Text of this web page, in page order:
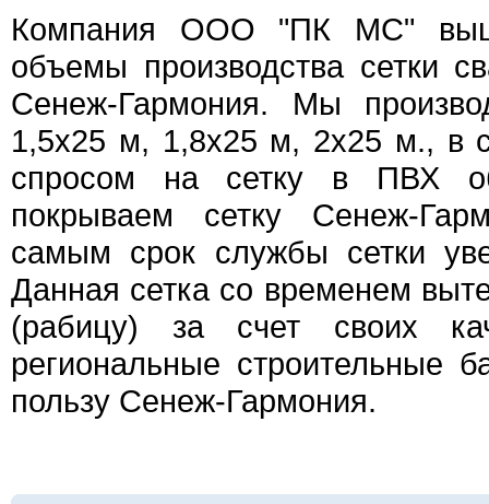
Компания ООО "ПК МС"
объемы производства сетки
Сенеж-Гармония. Мы
1,5х25 м, 1,8х25 м, 2х25 м., в
спросом на сетку в ПВХ
покрываем сетку Сенеж-
самым срок службы сетки
Данная сетка со временем
(рабицу) за счет своих
региональные строительные
пользу Сенеж-Гармония.